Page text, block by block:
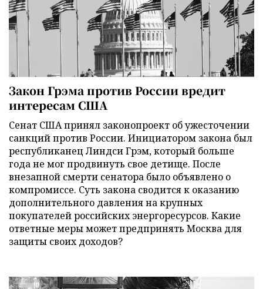
Закон Грэма против России вредит
интересам США
Сенат США принял законопроект об ужесточении
санкций против России. Инициатором закона был
республиканец Линдси Грэм, который больше
года не мог продвинуть свое детище. После
внезапной смерти сенатора было объявлено о
компромиссе. Суть закона сводится к оказанию
дополнительного давления на крупных
покупателей российских энергоресурсов. Какие
ответные меры может предпринять Москва для
защиты своих доходов?